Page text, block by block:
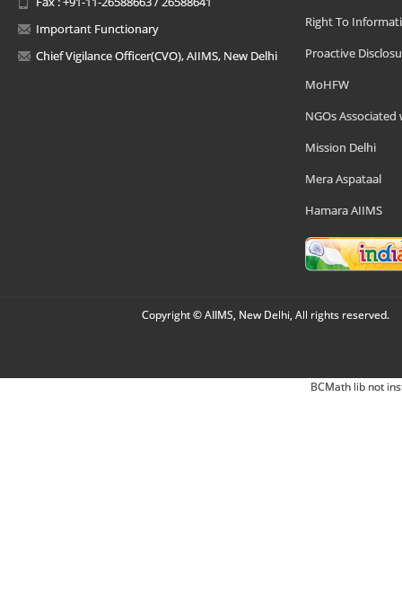
Important Functionary
Chief Vigilance Officer(CVO), AIIMS, New Delhi
Right To
Proactive
MoHFW
NGOs Associated
Mission Delhi
Mera Aspataal
Hamara AIIMS
Copyright © AIIMS, New Delhi, All rights reserved.
BCMath lib not